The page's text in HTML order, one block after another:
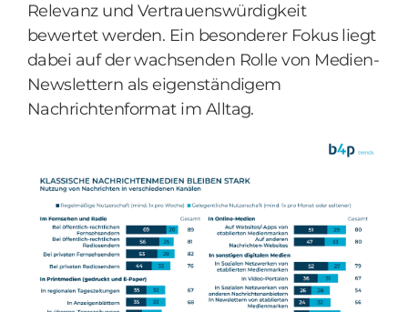
Relevanz und Vertrauenswürdigkeit
bewertet werden. Ein besonderer Fokus liegt
dabei auf der wachsenden Rolle von Medien-
Newslettern als eigenständigem
Nachrichtenformat im Alltag.